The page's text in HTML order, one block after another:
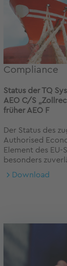
Compliance
Status der TQ
AEO C/S „
früher AEO F
Der Status des
Authorised
Element des
besonders
Download